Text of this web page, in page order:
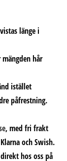
länge i
hår
istället
påfrestning.
, med fri frakt
och Swish.
hos oss på